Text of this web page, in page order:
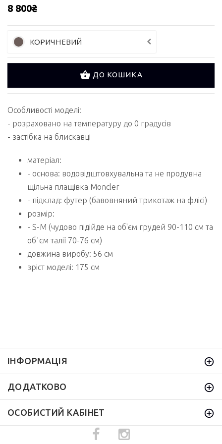
8 800₴
КОРИЧНЕВИЙ
ДО КОШИКА
Особливості моделі:
- розраховано на температуру до 0 градусів
- застібка на блискавці
матеріал:
- основа: водовідштовхувальна та не продувна
щільна плащівка Moncler
- підклад: футер (бавовняний трикотаж на флісі)
розмір:
- S-M (чудово підійде на об'єм грудей 90-110 см та
обʼєм талії 70-76 см)
довжина виробу: 56 см
зріст моделі: 175 см
ІНФОРМАЦІЯ
ДОДАТКОВО
ОСОБИСТИЙ КАБІНЕТ